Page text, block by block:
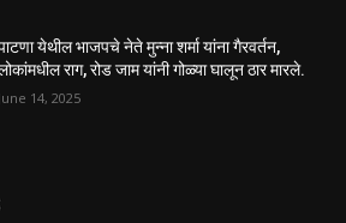
येथील भाजपचे नेते मुन्ना शर्मा यांना गैरवर्तन,
राग, रोड जाम यांनी गोळ्या घालून ठार मारले.
June 14, 2025